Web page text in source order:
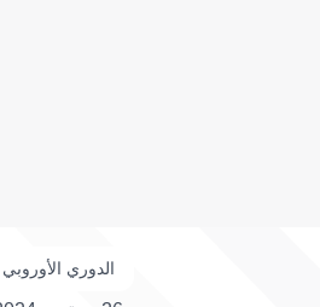
الدوري الأوروبي